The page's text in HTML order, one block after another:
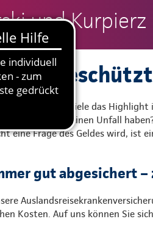
und Kurpierz
Das ist für viele das
werden oder einen Unfall
eine Frage des Geldes wird, ist
gut abgesichert –
Kosten. Auf uns können Sie